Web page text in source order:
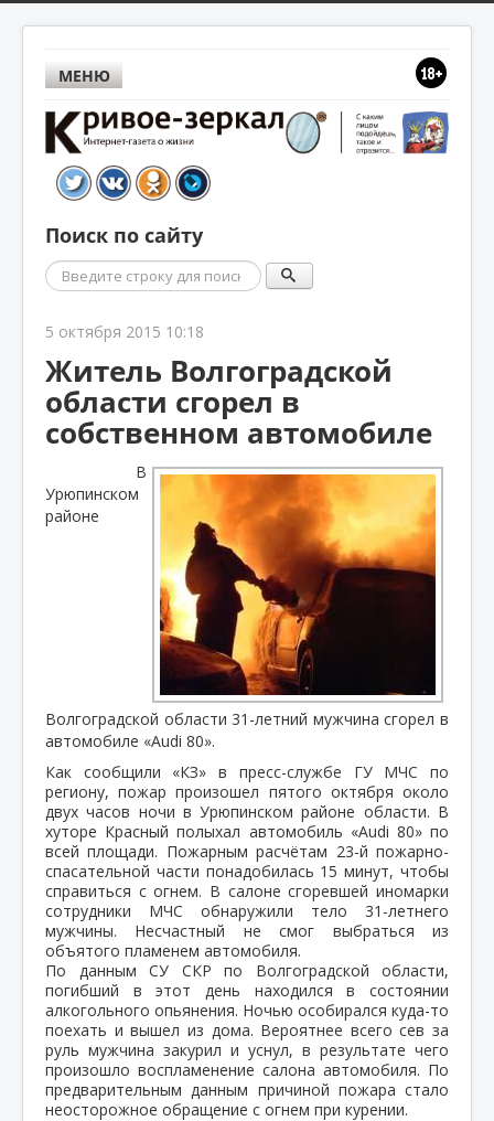
МЕНЮ
Поиск по сайту
Поиск
5 октября 2015 10:18
Житель Волгоградской
области сгорел в
собственном автомобиле
В
Урюпинском
районе
Волгоградской области 31-летний мужчина сгорел в
автомобиле «Audi 80».
Как сообщили «КЗ» в пресс-службе ГУ МЧС по
региону, пожар произошел пятого октября около
двух часов ночи в Урюпинском районе области. В
хуторе Красный полыхал автомобиль «Audi 80» по
всей площади. Пожарным расчётам 23-й пожарно-
спасательной части понадобилась 15 минут, чтобы
справиться с огнем. В салоне сгоревшей иномарки
сотрудники МЧС обнаружили тело 31-летнего
мужчины. Несчастный не смог выбраться из
объятого пламенем автомобиля.
По данным СУ СКР по Волгоградской области,
погибший в этот день находился в состоянии
алкогольного опьянения. Ночью особирался куда-то
поехать и вышел из дома. Вероятнее всего сев за
руль мужчина закурил и уснул, в результате чего
произошло воспламенение салона автомобиля. По
предварительным данным причиной пожара стало
неосторожное обращение с огнем при курении.